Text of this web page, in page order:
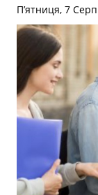
П’ятниця, 7